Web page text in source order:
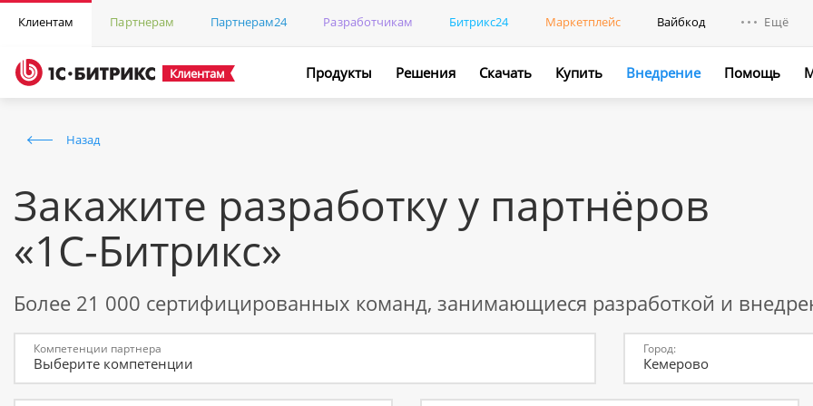
Клиентам Партнерам Партнерам24 Разработчикам Битрикс24 Маркетплейс Вайбкод Ещё
Клиентам Продукты Решения Скачать Купить Внедрение Помощь
Назад
Закажите разработку у партнёров
«1С-Битрикс»
Более 21 000 сертифицированных команд, занимающиеся разработкой и
Компетенции партнера
Выберите компетенции
Город:
Кемерово